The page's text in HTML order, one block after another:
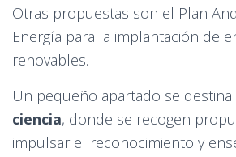
Otras propuestas son el Plan
Energía para la implantación de
renovables.
Un pequeño apartado se destina
ciencia, donde se recogen
impulsar el reconocimiento y